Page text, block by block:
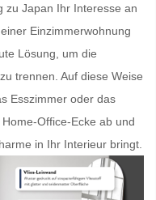
zu Japan Ihr Interesse an
Einzimmerwohnung
Lösung, um die
trennen. Auf diese Weise
Esszimmer oder das
Office-Ecke ab und
in Ihr Interieur bringt.